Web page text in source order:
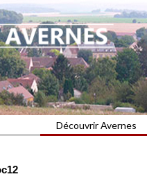
d'Oise Découvrir Avernes